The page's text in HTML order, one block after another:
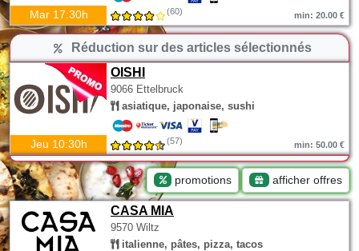
Mar 17:30h (60) min: 20.00 €
Réduction sur des articles sélectionnés
OISHI
9066 Ettelbruck
asiatique, japonaise, sushi
Jeu 10:30h (57) min: 50.00 €
promotions afficher offres
CASA MIA
9570 Wiltz
italienne, pâtes, pizza, tacos